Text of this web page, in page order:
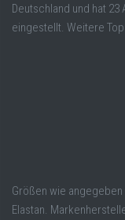
Deutschland und hat
eingestellt. Weitere
Größen wie angegeben
Elastan.